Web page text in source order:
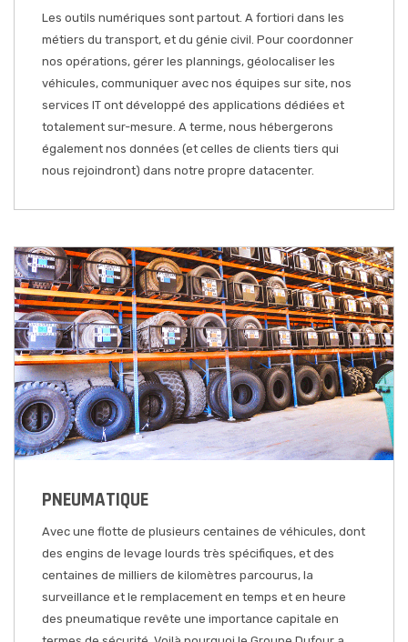
Les outils numériques sont partout. A fortiori dans les
métiers du transport, et du génie civil. Pour coordonner
nos opérations, gérer les plannings, géolocaliser les
véhicules, communiquer avec nos équipes sur site, nos
services IT ont développé des applications dédiées et
totalement sur-mesure. A terme, nous hébergerons
également nos données (et celles de clients tiers qui
nous rejoindront) dans notre propre datacenter.
PNEUMATIQUE
Avec une flotte de plusieurs centaines de véhicules, dont
des engins de levage lourds très spécifiques, et des
centaines de milliers de kilomètres parcourus, la
surveillance et le remplacement en temps et en heure
des pneumatique revête une importance capitale en